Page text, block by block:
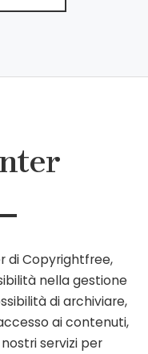
di Copyrightfree,
nella gestione
di archiviare,
ai contenuti,
servizi per